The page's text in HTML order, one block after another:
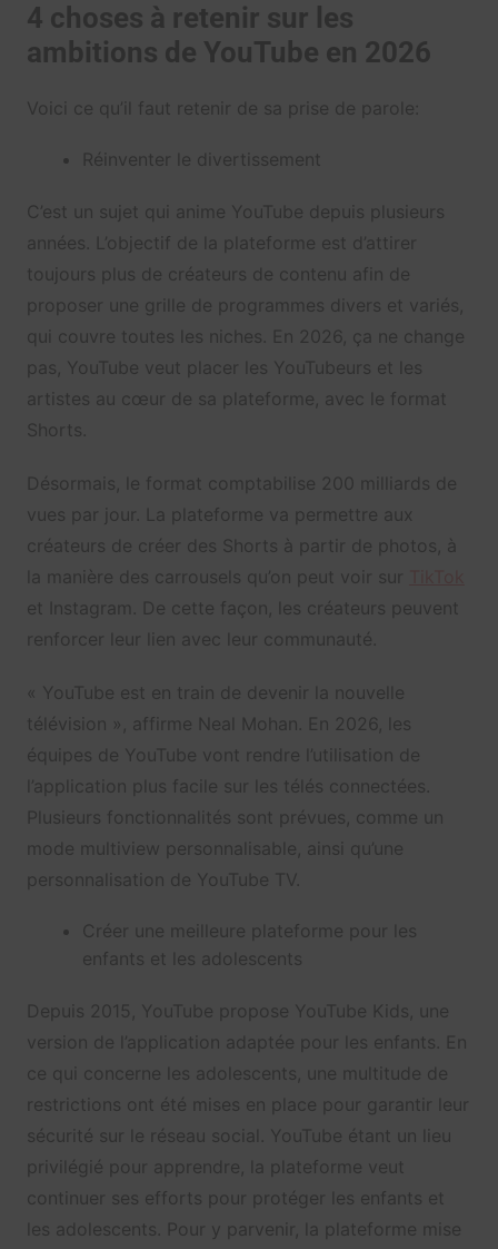
4 choses à retenir sur les
ambitions de YouTube en 2026
Voici ce qu’il faut retenir de sa prise de parole:
Réinventer le divertissement
C’est un sujet qui anime YouTube depuis plusieurs
années. L’objectif de la plateforme est d’attirer
toujours plus de créateurs de contenu afin de
proposer une grille de programmes divers et variés,
qui couvre toutes les niches. En 2026, ça ne change
pas, YouTube veut placer les YouTubeurs et les
artistes au cœur de sa plateforme, avec le format
Shorts.
Désormais, le format comptabilise 200 milliards de
vues par jour. La plateforme va permettre aux
créateurs de créer des Shorts à partir de photos, à
la manière des carrousels qu’on peut voir sur
et Instagram. De cette façon, les créateurs peuvent
renforcer leur lien avec leur communauté.
« YouTube est en train de devenir la nouvelle
télévision », affirme Neal Mohan. En 2026, les
équipes de YouTube vont rendre l’utilisation de
l’application plus facile sur les télés connectées.
Plusieurs fonctionnalités sont prévues, comme un
mode multiview personnalisable, ainsi qu’une
personnalisation de YouTube TV.
Créer une meilleure plateforme pour les
enfants et les adolescents
Depuis 2015, YouTube propose YouTube Kids, une
version de l’application adaptée pour les enfants. En
ce qui concerne les adolescents, une multitude de
restrictions ont été mises en place pour garantir leur
sécurité sur le réseau social. YouTube étant un lieu
privilégié pour apprendre, la plateforme veut
continuer ses efforts pour protéger les enfants et
les adolescents. Pour y parvenir, la plateforme mise